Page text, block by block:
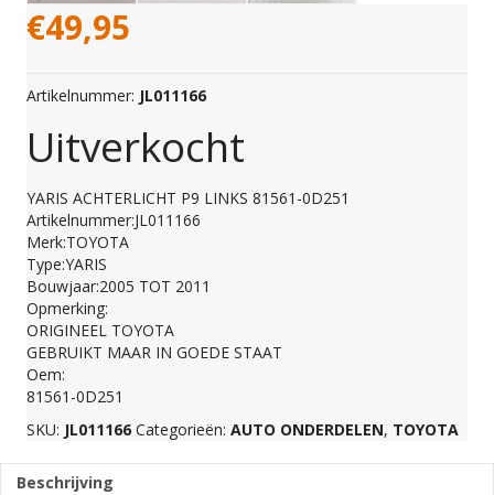
€49,95
Artikelnummer: JL011166
Uitverkocht
YARIS ACHTERLICHT P9 LINKS 81561-0D251
Artikelnummer:JL011166
Merk:TOYOTA
Type:YARIS
Bouwjaar:2005 TOT 2011
Opmerking:
ORIGINEEL TOYOTA
GEBRUIKT MAAR IN GOEDE STAAT
Oem:
81561-0D251
SKU: JL011166 Categorieën: AUTO ONDERDELEN, TOYOTA
Beschrijving